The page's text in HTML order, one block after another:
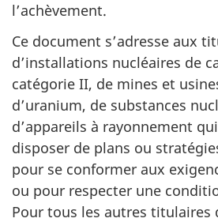
l’achèvement.
Ce document s’adresse aux
d’installations nucléaires de
catégorie II, de mines et
d’uranium, de substances
d’appareils à rayonnement
disposer de plans ou
pour se conformer aux
ou pour respecter une
Pour tous les autres titulaires